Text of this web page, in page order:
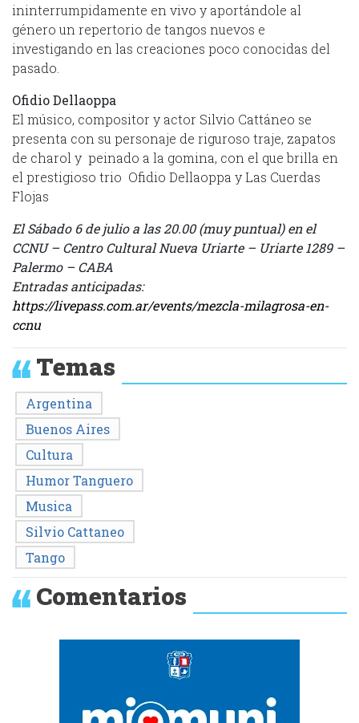
ininterrumpidamente en vivo y aportándole al
género un repertorio de tangos nuevos e
investigando en las creaciones poco conocidas del
pasado.
Ofidio Dellaoppa
El músico, compositor y actor Silvio Cattáneo se
presenta con su personaje de riguroso traje, zapatos
de charol y peinado a la gomina, con el que brilla en
el prestigioso trio Ofidio Dellaoppa y Las Cuerdas
Flojas
El Sábado 6 de julio a las 20.00 (muy puntual) en el
CCNU – Centro Cultural Nueva Uriarte – Uriarte 1289 –
Palermo – CABA
Entradas anticipadas:
https://livepass.com.ar/events/mezcla-milagrosa-en-
ccnu
Temas
Argentina
Buenos Aires
Cultura
Humor Tanguero
Musica
Silvio Cattaneo
Tango
Comentarios